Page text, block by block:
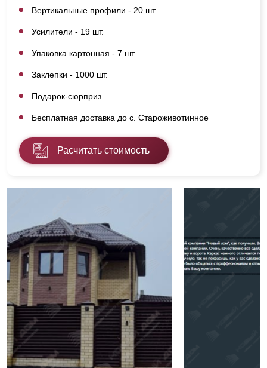
Вертикальные профили - 20 шт.
Усилители - 19 шт.
Упаковка картонная - 7 шт.
Заклепки - 1000 шт.
Подарок-сюрприз
Бесплатная доставка до с. Староживотинное
Расчитать стоимость